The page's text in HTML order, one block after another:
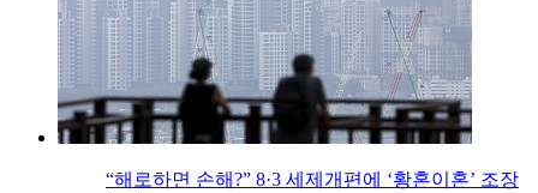
“해로하면 손해?” 8·3 세제개편에 ‘황혼이혼’ 조장